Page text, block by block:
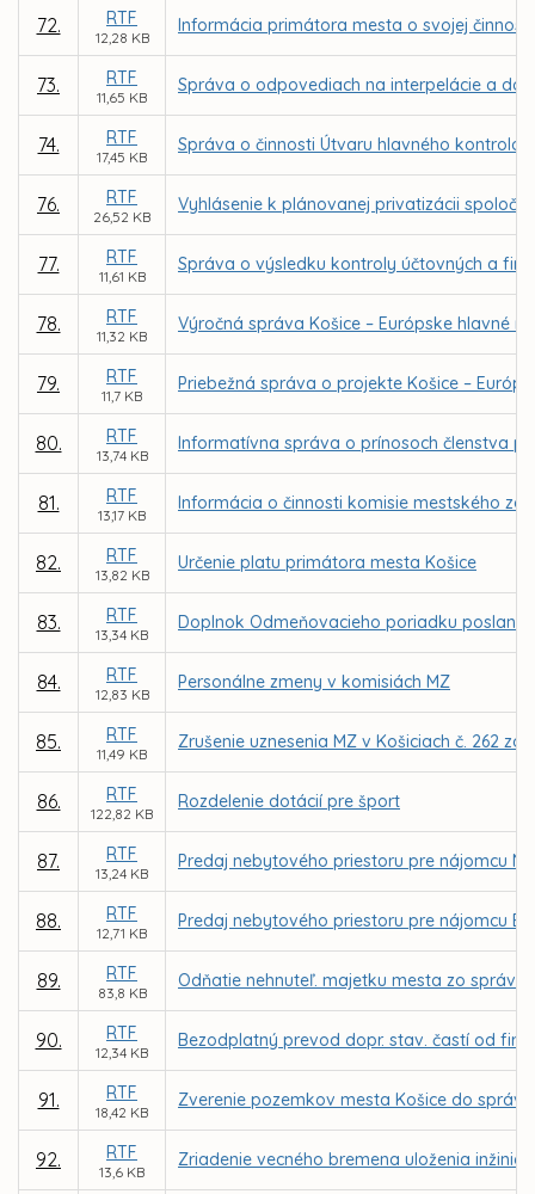
72. RTF
12,28 KB
Informácia primátora mesta o svojej
73. RTF
11,65 KB
Správa o odpovediach na interpelácie a
74. RTF
17,45 KB
Správa o činnosti Útvaru hlavného
76. RTF
26,52 KB
Vyhlásenie k plánovanej privatizácii
77. RTF
11,61 KB
Správa o výsledku kontroly účtovných a
78. RTF
11,32 KB
Výročná správa Košice – Európske hlavné
79. RTF
11,7 KB
Priebežná správa o projekte Košice –
80. RTF
13,74 KB
Informatívna správa o prínosoch členstva
81. RTF
13,17 KB
Informácia o činnosti komisie mestského
82. RTF
13,82 KB
Určenie platu primátora mesta Košice
83. RTF
13,34 KB
Doplnok Odmeňovacieho poriadku
84. RTF
12,83 KB
Personálne zmeny v komisiách MZ
85. RTF
11,49 KB
Zrušenie uznesenia MZ v Košiciach č. 262 zo
86. RTF
122,82 KB
Rozdelenie dotácií pre šport
87. RTF
13,24 KB
Predaj nebytového priestoru pre nájomcu
88. RTF
12,71 KB
Predaj nebytového priestoru pre nájomcu
89. RTF
83,8 KB
Odňatie nehnuteľ. majetku mesta zo správy
90. RTF
12,34 KB
Bezodplatný prevod dopr. stav. častí od
91. RTF
18,42 KB
Zverenie pozemkov mesta Košice do
92. RTF
13,6 KB
Zriadenie vecného bremena uloženia